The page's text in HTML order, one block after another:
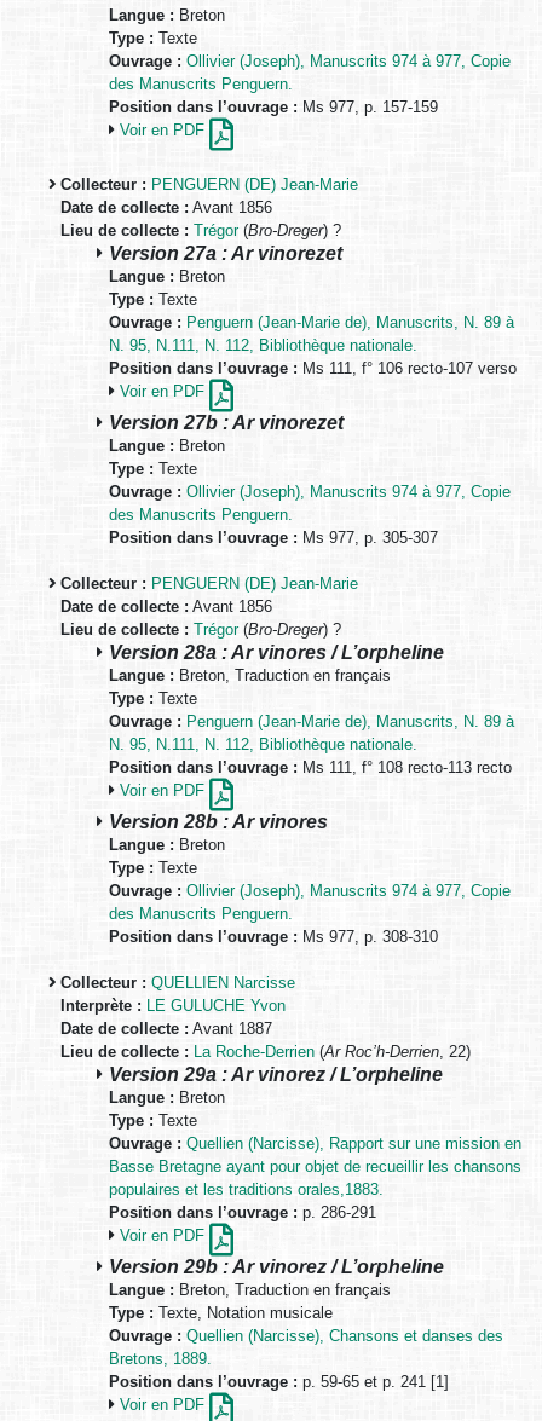
Langue : Breton
Type : Texte
Ouvrage : Ollivier (Joseph), Manuscrits 974 à 977, Copie
des Manuscrits Penguern.
Position dans l’ouvrage : Ms 977, p. 157-159
Voir en PDF
Collecteur : PENGUERN (DE) Jean-Marie
Date de collecte : Avant 1856
Lieu de collecte : Trégor(Bro-Dreger) ?
Version 27a : Ar vinorezet
Langue : Breton
Type : Texte
Ouvrage : Penguern (Jean-Marie de), Manuscrits, N. 89 à
N. 95, N.111, N. 112, Bibliothèque nationale.
Position dans l’ouvrage : Ms 111, f° 106 recto-107 verso
Voir en PDF
Version 27b : Ar vinorezet
Langue : Breton
Type : Texte
Ouvrage : Ollivier (Joseph), Manuscrits 974 à 977, Copie
des Manuscrits Penguern.
Position dans l’ouvrage : Ms 977, p. 305-307
Collecteur : PENGUERN (DE) Jean-Marie
Date de collecte : Avant 1856
Lieu de collecte : Trégor(Bro-Dreger) ?
Version 28a : Ar vinores / L’orpheline
Langue : Breton, Traduction en français
Type : Texte
Ouvrage : Penguern (Jean-Marie de), Manuscrits, N. 89 à
N. 95, N.111, N. 112, Bibliothèque nationale.
Position dans l’ouvrage : Ms 111, f° 108 recto-113 recto
Voir en PDF
Version 28b : Ar vinores
Langue : Breton
Type : Texte
Ouvrage : Ollivier (Joseph), Manuscrits 974 à 977, Copie
des Manuscrits Penguern.
Position dans l’ouvrage : Ms 977, p. 308-310
Collecteur : QUELLIEN Narcisse
Interprète : LE GULUCHE Yvon
Date de collecte : Avant 1887
Lieu de collecte : La Roche-Derrien (Ar Roc’h-Derrien , 22)
Version 29a : Ar vinorez / L’orpheline
Langue : Breton
Type : Texte
Ouvrage : Quellien (Narcisse), Rapport sur une mission en
Basse Bretagne ayant pour objet de recueillir les chansons
populaires et les traditions orales,1883.
Position dans l’ouvrage : p. 286-291
Voir en PDF
Version 29b : Ar vinorez / L’orpheline
Langue : Breton, Traduction en français
Type : Texte, Notation musicale
Ouvrage : Quellien (Narcisse), Chansons et danses des
Bretons, 1889.
Position dans l’ouvrage : p. 59-65 et p. 241 [1]
Voir en PDF